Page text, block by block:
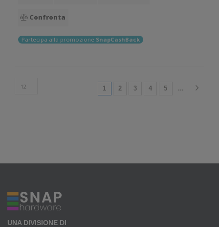
Confronta
Partecipa alla promozione SnapCashBack
1 (current)
2 3 4 5 ...
UNA DIVISIONE DI